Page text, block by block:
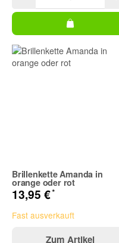
Brillenkette Amanda in
orange oder rot
13,95 €*
Fast ausverkauft
Zum Artikel